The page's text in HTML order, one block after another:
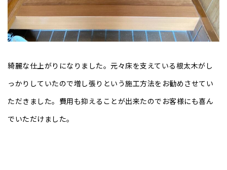
綺麗な仕上がりになりました。元々床を支えている根太木がし
っかりしていたので増し張りという施工方法をお勧めさせてい
ただきました。費用も抑えることが出来たのでお客様にも喜ん
でいただけました。